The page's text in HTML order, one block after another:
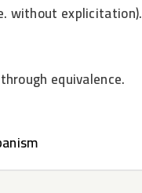
without explicitation).
equivalence.